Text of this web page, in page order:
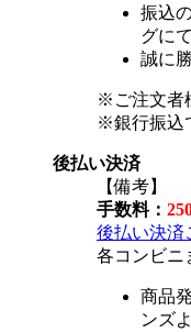
振込
グに
誠に
※ご注文者
※銀行振込
後払い決済
【備考】
手数料：
後払い決済
各コンビニ
商品
ンズ